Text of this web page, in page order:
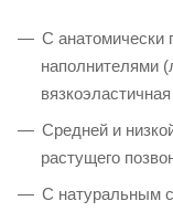
С
наполнителями
Средней и
растущего
С натуральным